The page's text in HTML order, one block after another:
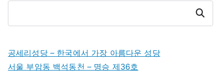
Search
공세리성당 – 한국에서 가장 아름다운 성당
서울 부암동 백석동천 – 명승 제36호